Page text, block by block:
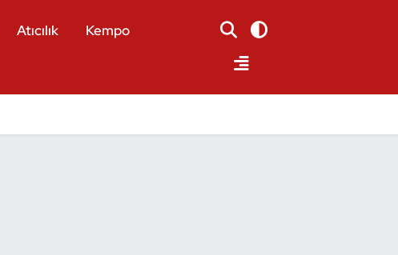
Atıcılık
Kempo